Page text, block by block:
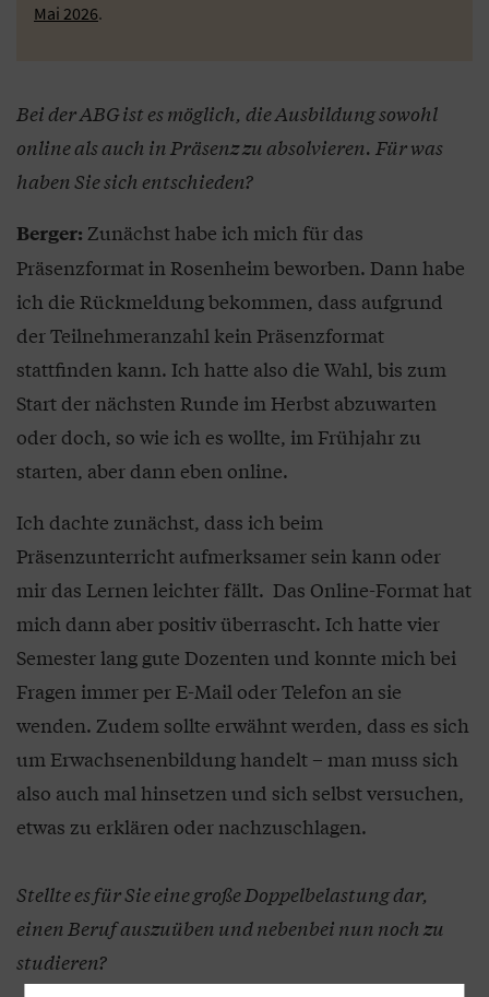
Mai 2026.
Bei der ABG ist es möglich, die Ausbildung sowohl
online als auch in Präsenz zu absolvieren. Für was
haben Sie sich entschieden?
Berger: Zunächst habe ich mich für das
Präsenzformat in Rosenheim beworben. Dann habe
ich die Rückmeldung bekommen, dass aufgrund
der Teilnehmeranzahl kein Präsenzformat
stattfinden kann. Ich hatte also die Wahl, bis zum
Start der nächsten Runde im Herbst abzuwarten
oder doch, so wie ich es wollte, im Frühjahr zu
starten, aber dann eben online.
Ich dachte zunächst, dass ich beim
Präsenzunterricht aufmerksamer sein kann oder
mir das Lernen leichter fällt. Das Online-Format hat
mich dann aber positiv überrascht. Ich hatte vier
Semester lang gute Dozenten und konnte mich bei
Fragen immer per E-Mail oder Telefon an sie
wenden. Zudem sollte erwähnt werden, dass es sich
um Erwachsenenbildung handelt – man muss sich
also auch mal hinsetzen und sich selbst versuchen,
etwas zu erklären oder nachzuschlagen.
Stellte es für Sie eine große Doppelbelastung dar,
einen Beruf auszuüben und nebenbei nun noch zu
studieren?